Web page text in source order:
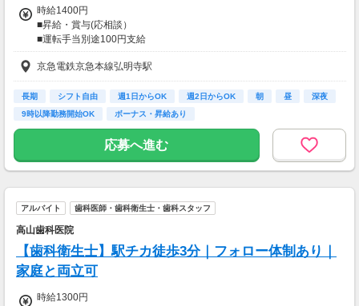
＜月収例＞
月収28万円可能
（日給1万4,000円×月20日勤務）
時給1400円
■昇給・賞与(応相談）
■運転手当別途100円支給
※経験、能力を考慮し決定
【交通費】
一部支給
京急電鉄京急本線弘明寺駅
長期 シフト自由 週1日からOK 週2日からOK 朝 昼
深夜
9時以降勤務開始OK
ボーナス・昇給あり
応募へ進む
アルバイト 歯科医師・歯科衛生士・歯科スタッフ
高山歯科医院
【歯科衛生士】駅チカ徒歩3分｜フォロー体制あり｜
家庭と両立可
時給1300円